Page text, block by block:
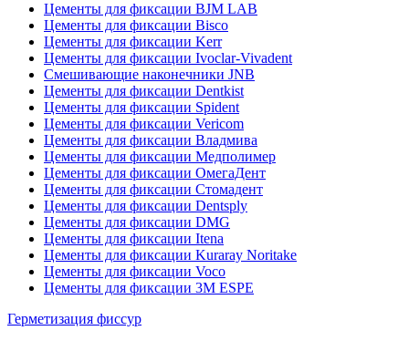
Цементы для фиксации BJM LAB
Цементы для фиксации Bisco
Цементы для фиксации Kerr
Цементы для фиксации Ivoclar-Vivadent
Смешивающие наконечники JNB
Цементы для фиксации Dentkist
Цементы для фиксации Spident
Цементы для фиксации Vericom
Цементы для фиксации Владмива
Цементы для фиксации Медполимер
Цементы для фиксации ОмегаДент
Цементы для фиксации Стомадент
Цементы для фиксации Dentsply
Цементы для фиксации DMG
Цементы для фиксации Itena
Цементы для фиксации Kuraray Noritake
Цементы для фиксации Voco
Цементы для фиксации 3M ESPE
Герметизация фиссур